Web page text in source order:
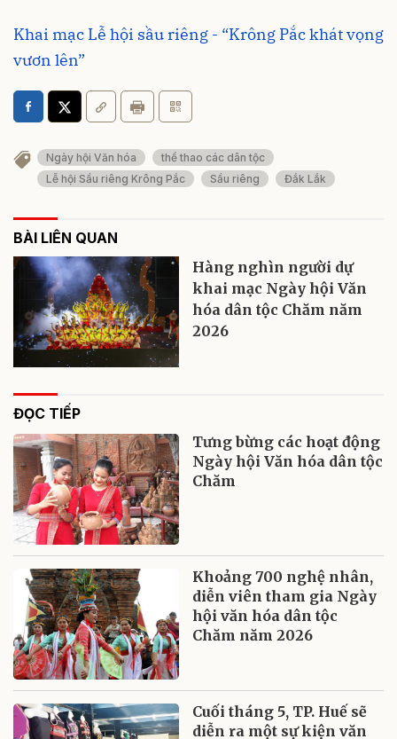
Khai mạc Lễ hội sầu riêng - “Krông Pắc khát vọng
vươn lên”
Ngày hội Văn hóa
thể thao các dân tộc
Lễ hội Sầu riêng Krông Pắc
Sầu riêng Đắk Lắk
BÀI LIÊN QUAN
Hàng nghìn người dự
khai mạc Ngày hội Văn
hóa dân tộc Chăm năm
2026
ĐỌC TIẾP
Tưng bừng các hoạt động
Ngày hội Văn hóa dân tộc
Chăm
Khoảng 700 nghệ nhân,
diễn viên tham gia Ngày
hội văn hóa dân tộc
Chăm năm 2026
Cuối tháng 5, TP. Huế sẽ
diễn ra một sự kiện văn